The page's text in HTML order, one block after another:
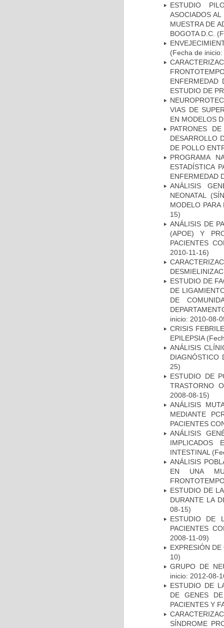
ESTUDIO
ASOCIADOS
MUESTRA DE
BOGOTA D.C.
(Fecha de
ENFERMEDAD
ESTUDIO DE
VIAS DE
EN MODELOS
PATRONES
DESARROLLO
DE POLLO
PROGRAMA
ESTADÍSTICA
ENFERMEDAD
ANÁLISIS
NEONATAL
MODELO
15)
ANÁLISIS DE
(APOE) Y
PACIENTES
2010-11-16)
ESTUDIO DE
DE
DE
inicio: 2010-08-
CRISIS
EPILEPSIA
ANÁLISIS
DIAGNÓSTICO
25)
ESTUDIO DE
TRASTORNO
2008-08-15)
ANÁLISIS
MEDIANTE
PACIENTES
ANÁLISIS
IMPLICADOS
INTESTINAL
ANÁLISIS
EN UNA
ESTUDIO DE
DURANTE LA
08-15)
ESTUDIO DE
PACIENTES
2008-11-09)
EXPRESIÓN
10)
GRUPO DE
inicio: 2012-08-
ESTUDIO DE
DE GENES
PACIENTES Y
SÍNDROME